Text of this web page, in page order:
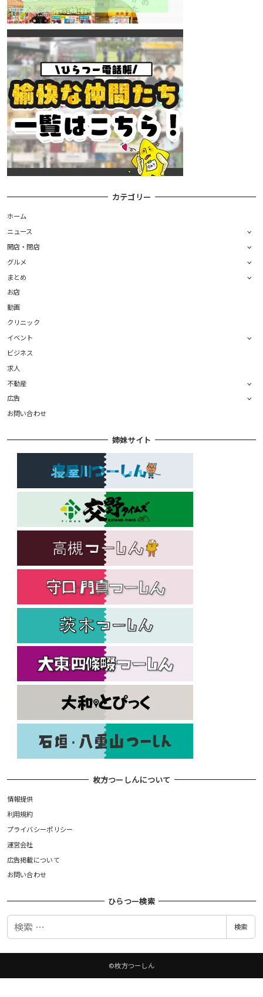
カテゴリー
ホーム
ニュース
開店・閉店
グルメ
まとめ
お店
動画
クリニック
イベント
ビジネス
求人
不動産
広告
お問い合わせ
姉妹サイト
枚方つーしんについて
情報提供
利用規約
プライバシーポリシー
運営会社
広告掲載について
お問い合わせ
ひらつー検索
検
検索
©枚方つーしん